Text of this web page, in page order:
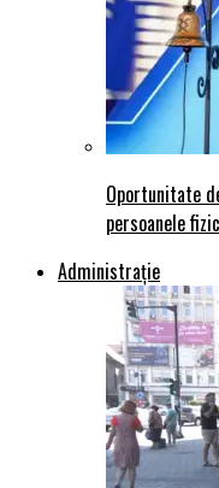
Oportunitate
persoanele
Administraţie